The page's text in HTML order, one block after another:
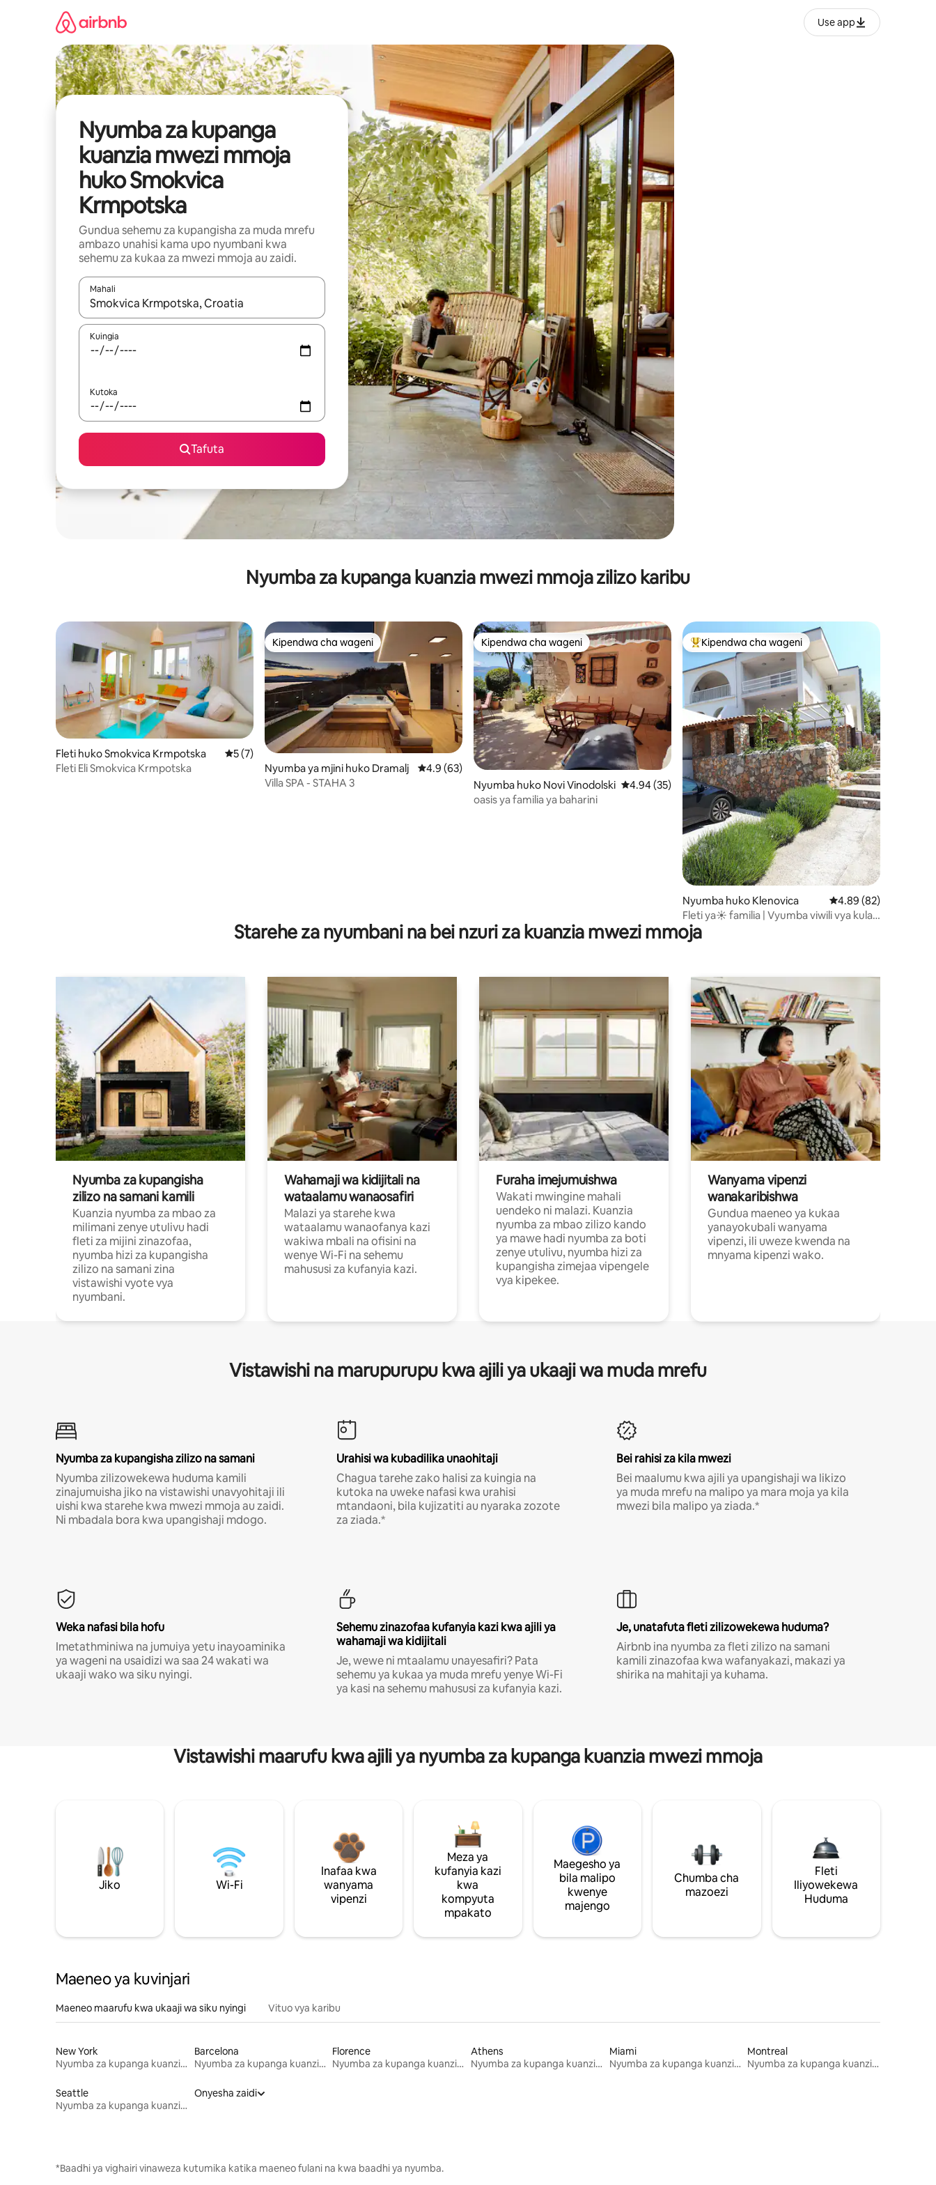
Use app
Nyumba za kupanga
kuanzia mwezi mmoja
huko Smokvica
Krmpotska
Gundua sehemu za kupangisha za muda mrefu
ambazo unahisi kama upo nyumbani kwa
sehemu za kukaa za mwezi mmoja au zaidi.
Mahali
Wakati matokeo yanapatikana, vinjari kwa kutumia vitufe vya vishale vya juu na chini au uchunguze kwa kugusa au kutelezesha kidole kwenye ishara.
Kuingia
Kutoka
Tafuta
Nyumba za kupanga kuanzia mwezi mmoja zilizo karibu
Fleti huko Smokvica Krmpotska Ukadiriaji wa wastani wa 5 kati ya 5, tathmini 7
5 (7)
Fleti Eli Smokvica Krmpotska
Kipendwa cha wageni
Kipendwa cha wageni
Nyumba ya mjini huko Dramalj Ukadiriaji wa wastani wa 4.9 kati ya 5, tathmini 63
4.9 (63)
Villa SPA - STAHA 3
Kipendwa cha wageni
Kipendwa cha wageni
Nyumba huko Novi Vinodolski Ukadiriaji wa wastani wa 4.94 kati ya 5, tathmini 35
4.94 (35)
oasis ya familia ya baharini
Kipendwa maarufu cha wageni
Kipendwa cha wageni
Nyumba huko Klenovica Ukadiriaji wa wastani
4.89 (82)
Fleti ya☀️ familia | Vyumba viwili vya kulala
| Inafaa kwa mnyama☀️ kipenzi
Starehe za nyumbani na bei nzuri za kuanzia mwezi mmoja
Nyumba za kupangisha
zilizo na samani kamili
Kuanzia nyumba za mbao za
milimani zenye utulivu hadi
fleti za mijini zinazofaa,
nyumba hizi za kupangisha
zilizo na samani zina
vistawishi vyote vya
nyumbani.
Wahamaji wa kidijitali na
wataalamu wanaosafiri
Malazi ya starehe kwa
wataalamu wanaofanya kazi
wakiwa mbali na ofisini na
wenye Wi-Fi na sehemu
mahususi za kufanyia kazi.
Furaha imejumuishwa
Wakati mwingine mahali
uendeko ni malazi. Kuanzia
nyumba za mbao zilizo kando
ya mawe hadi nyumba za boti
zenye utulivu, nyumba hizi za
kupangisha zimejaa vipengele
vya kipekee.
Wanyama vipenzi
wanakaribishwa
Gundua maeneo ya kukaa
yanayokubali wanyama
vipenzi, ili uweze kwenda na
mnyama kipenzi wako.
Vistawishi na marupurupu kwa ajili ya ukaaji wa muda mrefu
Nyumba za kupangisha zilizo na samani
Nyumba zilizowekewa huduma kamili
zinajumuisha jiko na vistawishi unavyohitaji ili
uishi kwa starehe kwa mwezi mmoja au zaidi.
Ni mbadala bora kwa upangishaji mdogo.
Urahisi wa kubadilika unaohitaji
Chagua tarehe zako halisi za kuingia na
kutoka na uweke nafasi kwa urahisi
mtandaoni, bila kujizatiti au nyaraka zozote
za ziada.*
Bei rahisi za kila mwezi
Bei maalumu kwa ajili ya upangishaji wa likizo
ya muda mrefu na malipo ya mara moja ya kila
mwezi bila malipo ya ziada.*
Weka nafasi bila hofu
Imetathminiwa na jumuiya yetu inayoaminika
ya wageni na usaidizi wa saa 24 wakati wa
ukaaji wako wa siku nyingi.
Sehemu zinazofaa kufanyia kazi kwa ajili ya
wahamaji wa kidijitali
Je, wewe ni mtaalamu unayesafiri? Pata
sehemu ya kukaa ya muda mrefu yenye Wi-Fi
ya kasi na sehemu mahususi za kufanyia kazi.
Je, unatafuta fleti zilizowekewa huduma?
Airbnb ina nyumba za fleti zilizo na samani
kamili zinazofaa kwa wafanyakazi, makazi ya
shirika na mahitaji ya kuhama.
Vistawishi maarufu kwa ajili ya nyumba za kupanga kuanzia mwezi mmoja
Jiko Wi-Fi
Inafaa kwa
wanyama
vipenzi
Meza ya
kufanyia kazi
kwa
kompyuta
mpakato
Maegesho ya
bila malipo
kwenye
majengo
Chumba cha
mazoezi
Fleti
Iliyowekewa
Huduma
Maeneo ya kuvinjari
Maeneo maarufu kwa ukaaji wa siku nyingi Vituo vya karibu
New York
Nyumba za kupanga kuanzia mwezi mmoja
Barcelona
Nyumba za kupanga kuanzia mwezi mmoja
Florence
Nyumba za kupanga kuanzia mwezi mmoja
Athens
Nyumba za kupanga kuanzia mwezi mmoja
Miami
Nyumba za kupanga kuanzia mwezi mmoja
Montreal
Nyumba za kupanga kuanzia mwezi mmoja
Seattle
Nyumba za kupanga kuanzia mwezi mmoja
Onyesha zaidi
*Baadhi ya vighairi vinaweza kutumika katika maeneo fulani na kwa baadhi ya nyumba.